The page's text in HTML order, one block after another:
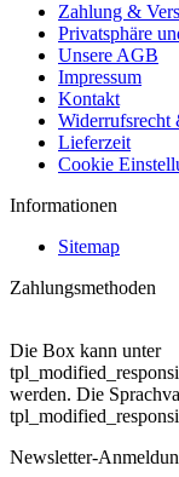
Zahlung &
Privatsphäre
Unsere AGB
Impressum
Kontakt
Widerrufsrecht
Lieferzeit
Cookie
Informationen
Sitemap
Zahlungsmethoden
Die Box kann unter
werden. Die
Newsletter-